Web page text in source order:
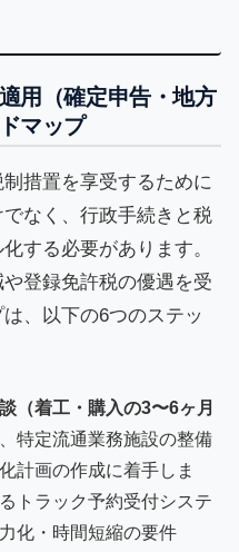
用（確定申告・地方
マップ
措置を享受するために
なく、行政手続きと税
する必要があります。
登録免許税の優遇を受
、以下の6つのステッ
（着工・購入の3〜6ヶ月
特定流通業務施設の整備
計画の作成に着手しま
トラック予約受付システ
化・時間短縮の要件